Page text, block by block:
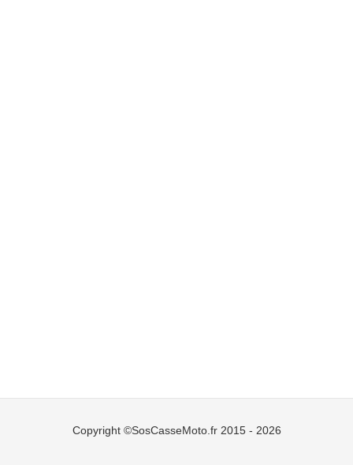
Copyright ©SosCasseMoto.fr 2015 - 2026